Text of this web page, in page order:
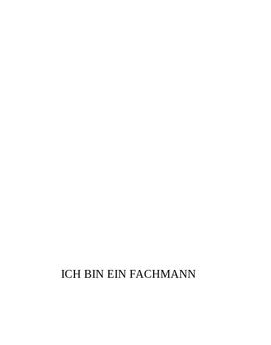
ICH BIN EIN FACHMANN